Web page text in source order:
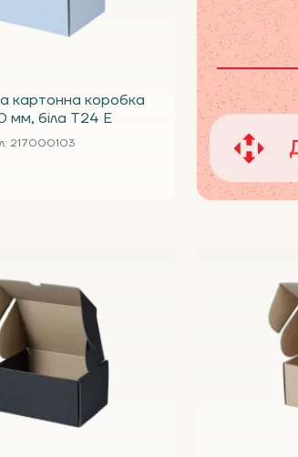
картонна коробка
мм, біла Т24 Е
: 217000103